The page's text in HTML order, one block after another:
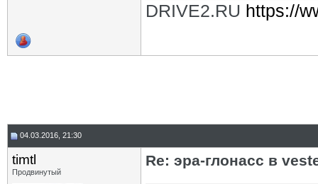
DRIVE2.RU https://
04.03.2016, 21:30
timtl
Продвинутый
Re: эра-глонасс в